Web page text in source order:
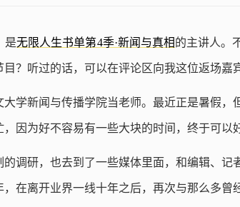
是无限人生书单第4季·新闻与真相的主讲人。
目？听过的话，可以在评论区向我这位返场嘉
学新闻与传播学院当老师。最近正是暑假，
因为好不容易有一些大块的时间，终于可以
调研，也去到了一些媒体里面，和编辑、记
在离开业界一线十年之后，再次与那么多曾